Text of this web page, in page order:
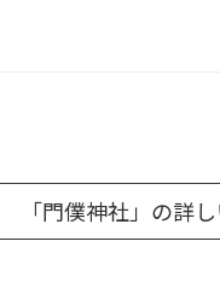
「門僕神社」の詳